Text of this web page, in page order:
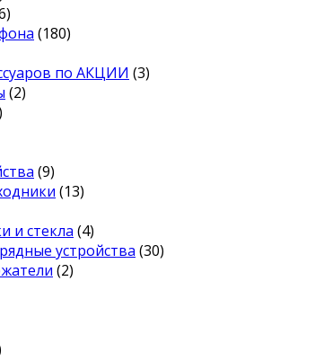
(180)
по АКЦИИ (3)
(2)
(9)
(13)
и стекла (4)
устройства (30)
(2)